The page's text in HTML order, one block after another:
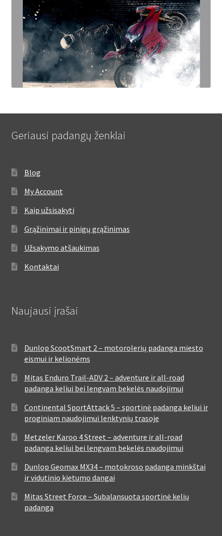
Geriausi padangų ženklai
Blog
My Account
Kaip užsisakyti
Grąžinimai ir pinigų grąžinimas
Užsakymo atšaukimas
Kontaktai
Naujausi įrašai
Dunlop ScootSmart 2 – motorolerių padanga miesto
eismui ir kelionėms
Mitas Enduro Trail-ADV 2 – adventure ir all-road
padanga keliui bei lengvam bekelės naudojimui
Continental SportAttack 5 – sportinė padanga keliui ir
proginiam naudojimui lenktynių trasoje
Metzeler Karoo 4 Street – adventure ir all-road
padanga keliui bei lengvam bekelės naudojimui
Dunlop Geomax MX34 – motokroso padanga minkštai
ir vidutinio kietumo dangai
Mitas Street Force – Subalansuota sportinė kelių
padanga